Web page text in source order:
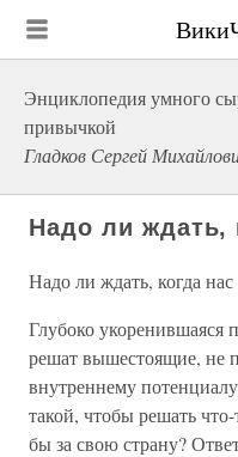
Энциклопедия умного
привычкой
Гладков Сергей
Надо ли ждать,
Надо ли ждать, когда нас
Глубоко укоренившаяся
решат вышестоящие, не
внутреннему
такой, чтобы решать
бы за свою страну?